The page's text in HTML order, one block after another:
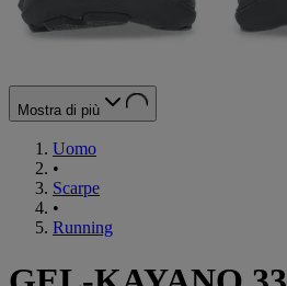
Mostra di più
Uomo
•
Scarpe
•
Running